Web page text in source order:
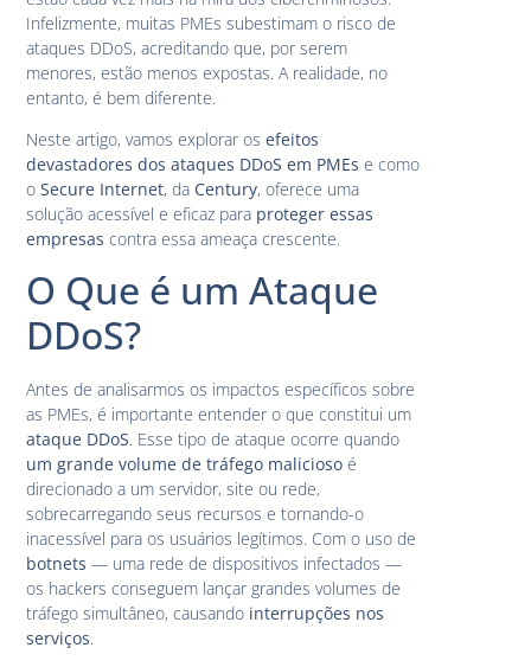
Infelizmente, muitas PMEs subestimam o risco de
ataques DDoS, acreditando que, por serem
menores, estão menos expostas. A realidade, no
entanto, é bem diferente.
Neste artigo, vamos explorar osefeitos
devastadores dos ataques DDoS em PMEs e como
oSecure Internet, da Century, oferece uma
solução acessível e eficaz para proteger essas
empresas contra essa ameaça crescente.
O Que é um Ataque
DDoS?
Antes de analisarmos os impactos específicos sobre
as PMEs, é importante entender o que constitui um
ataque DDoS. Esse tipo de ataque ocorre quando
um grande volume de tráfego malicioso é
direcionado a um servidor, site ou rede,
sobrecarregando seus recursos e tornando-o
inacessível para os usuários legítimos. Com o uso de
botnets — uma rede de dispositivos infectados —
os hackers conseguem lançar grandes volumes de
tráfego simultâneo, causando interrupções nos
serviços.